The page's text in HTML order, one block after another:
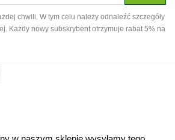
chwili. W tym celu należy odnaleźć szczegóły
Każdy nowy subskrybent otrzymuje rabat 5% na